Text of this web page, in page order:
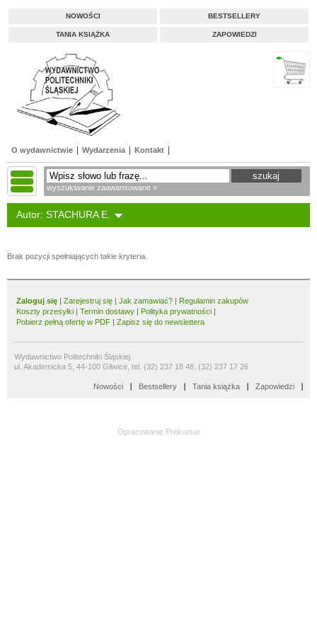
NOWOŚCI BESTSELLERY
TANIA KSIĄŻKA ZAPOWIEDZI
O wydawnictwie Wydarzenia Kontakt
wyszukiwanie zaawansowane »
Autor: STACHURA E.
Brak pozycji spełniających takie kryteria.
Zaloguj się | Zarejestruj się | Jak zamawiać? | Regulamin zakupów
Koszty przesyłki | Termin dostawy | Polityka prywatności |
Pobierz pełną ofertę w PDF | Zapisz się do newslettera
Wydawnictwo Politechniki Śląskiej
ul. Akademicka 5, 44-100 Gliwice, tel. (32) 237 18 48, (32) 237 17 26
Nowości Bestsellery Tania książka Zapowiedzi
Opracowanie Prekursor